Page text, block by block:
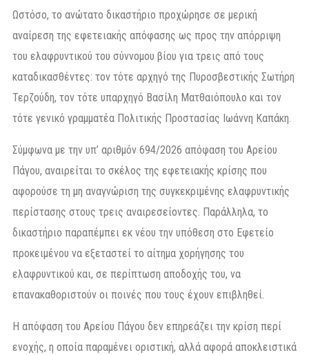
Ωστόσο, το ανώτατο δικαστήριο προχώρησε σε μερική
αναίρεση της εφετειακής απόφασης ως προς την απόρριψη
του ελαφρυντικού του σύννομου βίου για τρεις από τους
καταδικασθέντες: τον τότε αρχηγό της Πυροσβεστικής Σωτήρη
Τερζούδη, τον τότε υπαρχηγό Βασίλη Ματθαιόπουλο και τον
τότε γενικό γραμματέα Πολιτικής Προστασίας Ιωάννη Καπάκη.
Σύμφωνα με την υπ’ αριθμόν 694/2026 απόφαση του Αρείου
Πάγου, αναιρείται το σκέλος της εφετειακής κρίσης που
αφορούσε τη μη αναγνώριση της συγκεκριμένης ελαφρυντικής
περίστασης στους τρεις αναιρεσείοντες. Παράλληλα, το
δικαστήριο παραπέμπει εκ νέου την υπόθεση στο Εφετείο
προκειμένου να εξεταστεί το αίτημα χορήγησης του
ελαφρυντικού και, σε περίπτωση αποδοχής του, να
επανακαθοριστούν οι ποινές που τους έχουν επιβληθεί.
Η απόφαση του Αρείου Πάγου δεν επηρεάζει την κρίση περί
ενοχής, η οποία παραμένει οριστική, αλλά αφορά αποκλειστικά